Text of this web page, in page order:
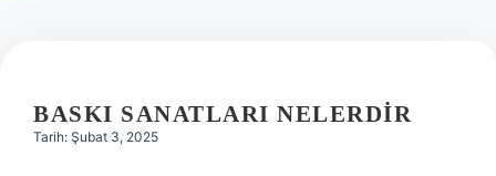
Hakkımızda
BASKI SANATLARI NELERDIR
Tarih: Şubat 3, 2025